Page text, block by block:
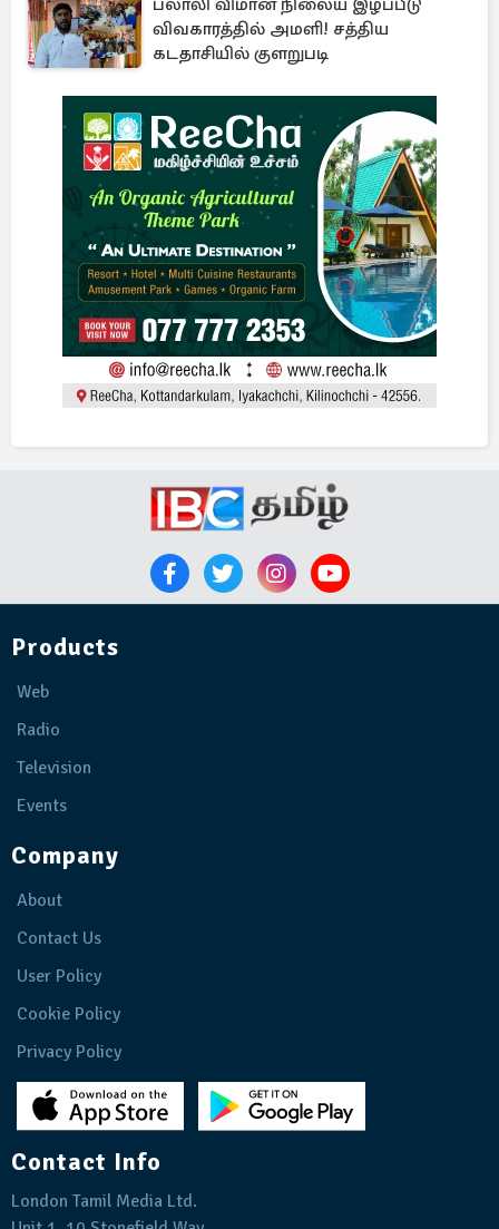
பலாலி விமான நிலைய இழப்பீடு
விவகாரத்தில் அமளி! சத்திய
கடதாசியில் குளறுபடி
Products
Web
Radio
Television
Events
Company
About
Contact Us
User Policy
Cookie Policy
Privacy Policy
Contact Info
London Tamil Media Ltd.